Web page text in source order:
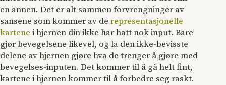
en annen. Det er alt sammen forvrengninger av
sansene som kommer av de representasjonelle
kartene i hjernen din ikke har hatt nok input. Bare
gjør bevegelsene likevel, og la den ikke-bevisste
delene av hjernen gjøre hva de trenger å gjøre med
bevegelses-inputen. Det kommer til å gå helt fint,
kartene i hjernen kommer til å forbedre seg raskt.